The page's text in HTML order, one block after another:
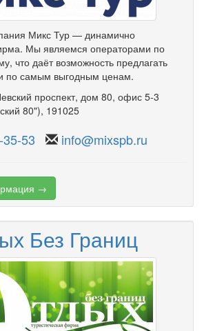
Микс Тур — динамично
Мы являемся операторами по
что даёт возможность предлагать
по самым выгодным ценам.
проспект, дом 80, офис 5-3
80"), 191025
53 info@mixspb.ru
→
Без Границ